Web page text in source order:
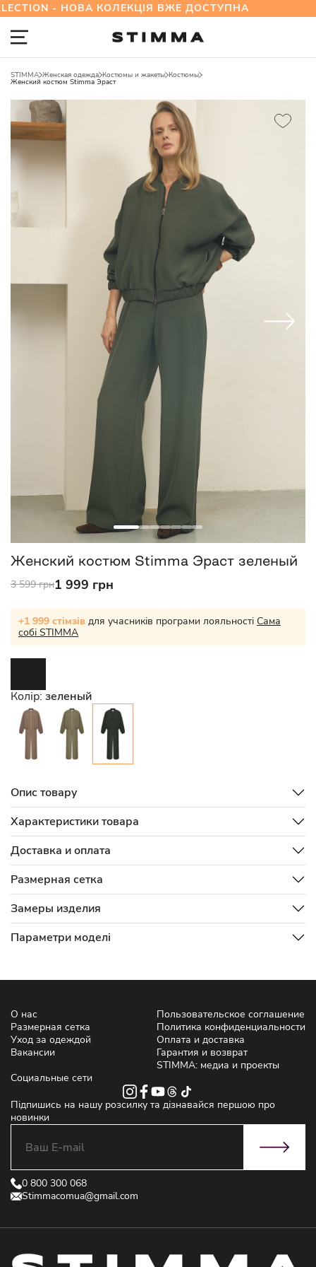
- НОВА КОЛЕКЦІЯ ВЖЕ ДОСТУПНА
STIMMA Женская одежда Костюмы и жакеты Костюмы
Женский костюм Stimma Эраст
Женский костюм Stimma Эраст зеленый
3 599 грн1 999 грн
+1 999 стімзів для учасників програми лояльності Сама
собі STIMMA
Колір: зеленый
Опис товару
Характеристики товара
Доставка и оплата
Размерная сетка
Замеры изделия
Параметри моделі
О нас
Размерная сетка
Уход за одеждой
Вакансии
Пользовательское соглашение
Политика конфиденциальности
Оплата и доставка
Гарантия и возврат
STIMMA: медиа и проекты
Социальные сети
Підпишись на нашу розсилку та дізнавайся першою про
новинки
0 800 300 068
Stimmacomua@gmail.com